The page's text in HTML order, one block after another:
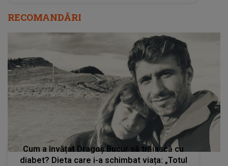
RECOMANDĂRI
Cum a învățat Dragoș Bucur să trăiască cu
diabet? Dieta care i-a schimbat viața: „Totul